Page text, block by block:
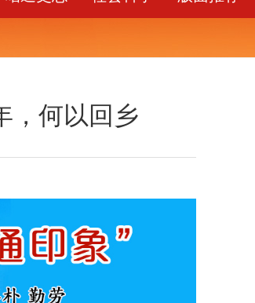
，何以回乡